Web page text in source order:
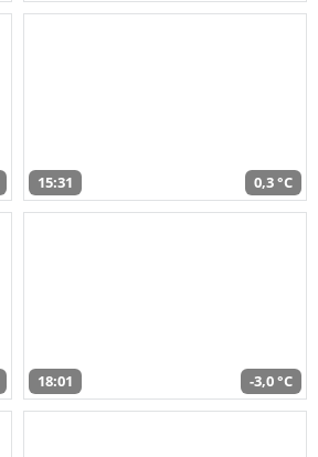
15:31 0,3 °C
18:01 -3,0 °C